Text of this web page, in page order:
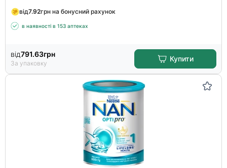
від7.92грн на бонусний рахунок
в наявності в 153 аптеках
від791.63грн
За упаковку
Купити